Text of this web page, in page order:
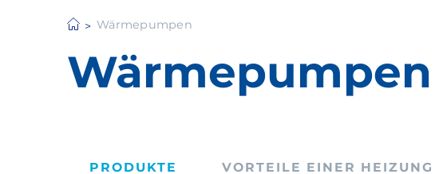
Wärmepumpen
Wärmepumpen
PRODUKTE VORTEILE EINER